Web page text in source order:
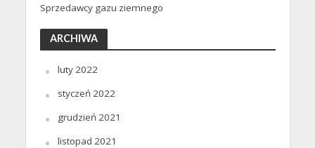
Sprzedawcy gazu ziemnego
ARCHIWA
luty 2022
styczeń 2022
grudzień 2021
listopad 2021